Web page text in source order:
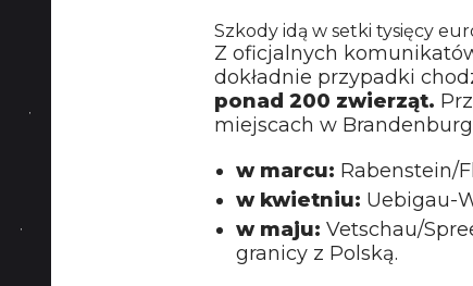
Szkody idą w setki tysięcy
Z oficjalnych
dokładnie przypadki
ponad 200 zwierząt.
miejscach w
w marcu: Rabenstein/
w kwietniu: Uebigau-
w maju: Vetschau/
granicy z Polską.